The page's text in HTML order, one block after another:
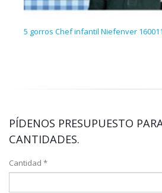
5 gorros Chef infantil Niefenver
PÍDENOS PRESUPUESTO
CANTIDADES.
Cantidad *